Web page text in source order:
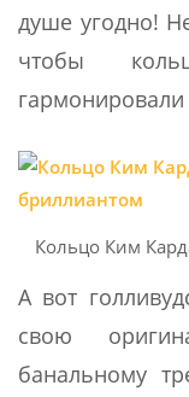
душе угодно!
чтобы
Кольцо Ким
А вот
свою
банальному